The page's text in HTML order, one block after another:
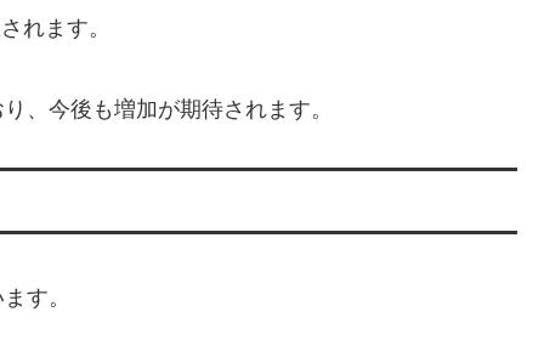
れます。
、今後も増加が期待されます。
す。